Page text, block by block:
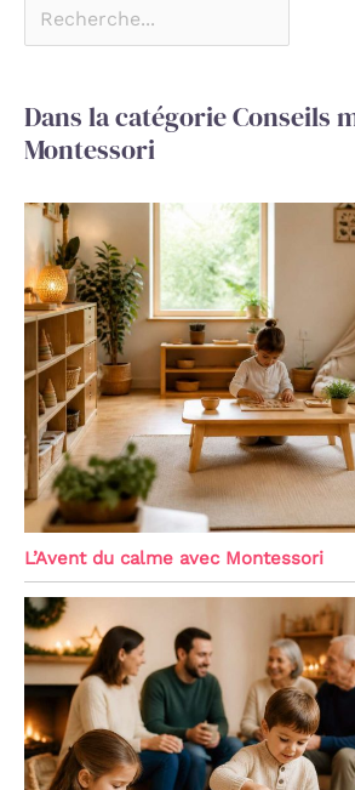
Dans la catégorie Conseils
Montessori
L’Avent du calme avec Montessori